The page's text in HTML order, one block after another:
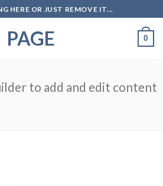
HERE OR JUST REMOVE IT...
PAGE 0
to add and edit content